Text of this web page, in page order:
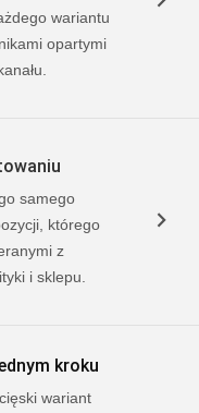
wariantu
opartymi
samego
którego
z
i sklepu.
kroku
wariant